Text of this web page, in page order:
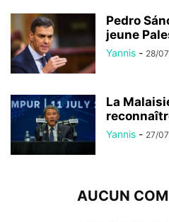
Pedro
jeune
Yannis - 28/
La
Yannis - 27/
AUCUN